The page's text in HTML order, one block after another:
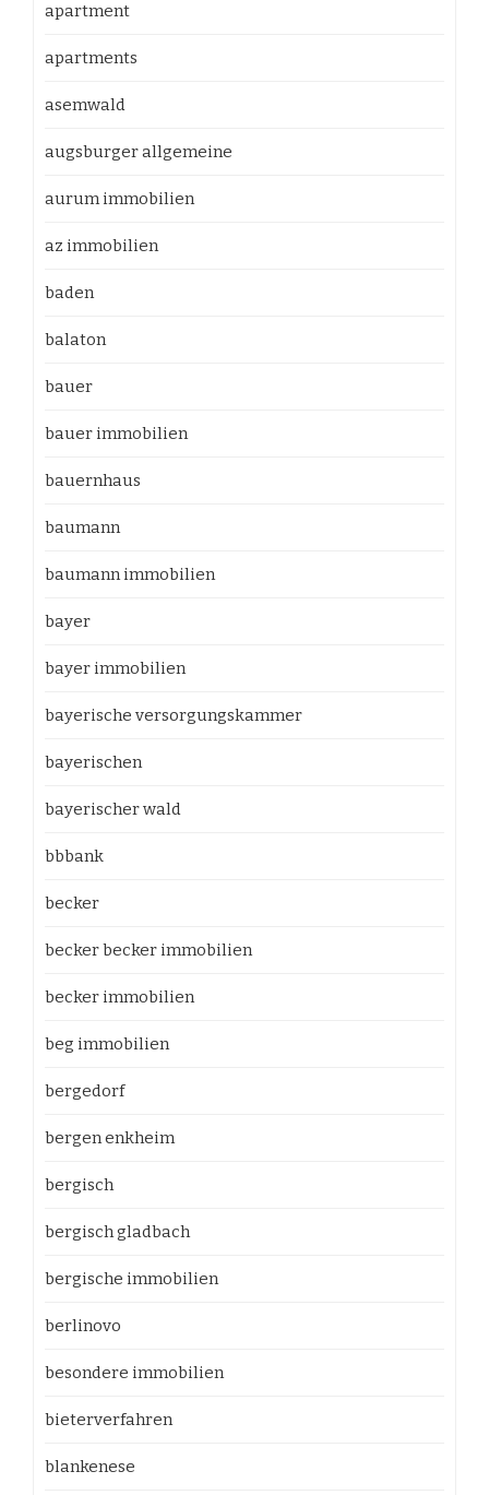
apartment
apartments
asemwald
augsburger allgemeine
aurum immobilien
az immobilien
baden
balaton
bauer
bauer immobilien
bauernhaus
baumann
baumann immobilien
bayer
bayer immobilien
bayerische versorgungskammer
bayerischen
bayerischer wald
bbbank
becker
becker becker immobilien
becker immobilien
beg immobilien
bergedorf
bergen enkheim
bergisch
bergisch gladbach
bergische immobilien
berlinovo
besondere immobilien
bieterverfahren
blankenese